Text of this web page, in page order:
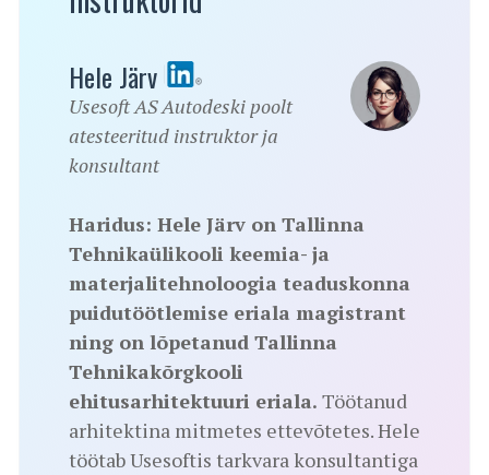
Hele Järv
Usesoft AS Autodeski poolt
atesteeritud instruktor ja
konsultant
Haridus: Hele Järv on Tallinna
Tehnikaülikooli keemia- ja
materjalitehnoloogia teaduskonna
puidutöötlemise eriala magistrant
ning on lõpetanud Tallinna
Tehnikakõrgkooli
ehitusarhitektuuri eriala. Töötanud
arhitektina mitmetes ettevõtetes. Hele
töötab Usesoftis tarkvara konsultantiga